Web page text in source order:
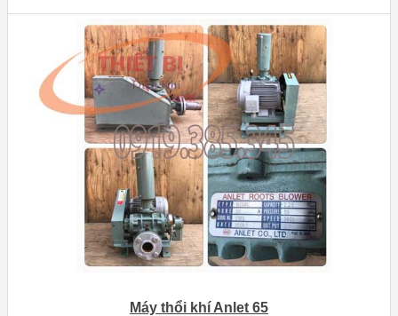
Máy thổi khí Anlet 65